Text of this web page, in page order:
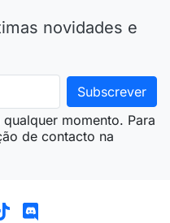
novidades e
momento. Para
de contacto na